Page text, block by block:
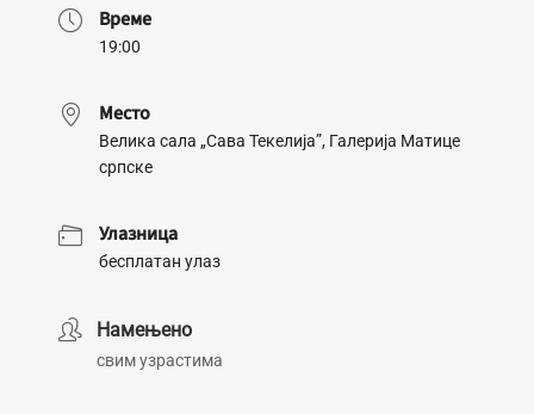
Време
19:00
Место
Велика сала „Сава Текелија”, Галерија Матице
српске
Улазница
бесплатан улаз
Намењено
свим узрастима